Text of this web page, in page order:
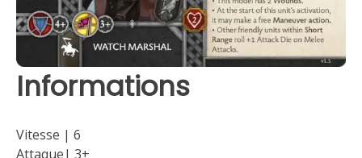
Informations
Vitesse | 6
Attaque| 3+